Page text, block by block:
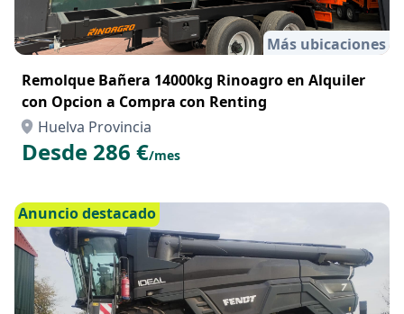
Más ubicaciones
Remolque Bañera 14000kg Rinoagro en Alquiler
con Opcion a Compra con Renting
Huelva Provincia
Desde 286 €/mes
Anuncio destacado